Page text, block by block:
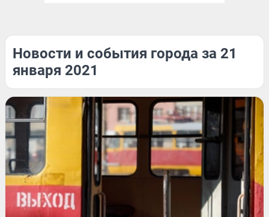
Новости и события города за 21
января 2021